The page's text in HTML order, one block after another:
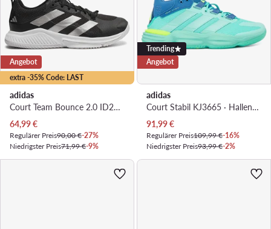
extra -35% Code: LAST
Angebot
adidas
Court Team Bounce 2.0 ID2500 · Hallenschuhe
Aktueller Preis
64,99€
Regulärer Preis90,00 €-27%
Niedrigster Preis71,99 €-9%
Trending
Angebot
adidas
Court Stabil KJ3665 · Hallenschuhe
Aktueller Preis
91,99€
Regulärer Preis109,99 €-16%
Niedrigster Preis93,99 €-2%